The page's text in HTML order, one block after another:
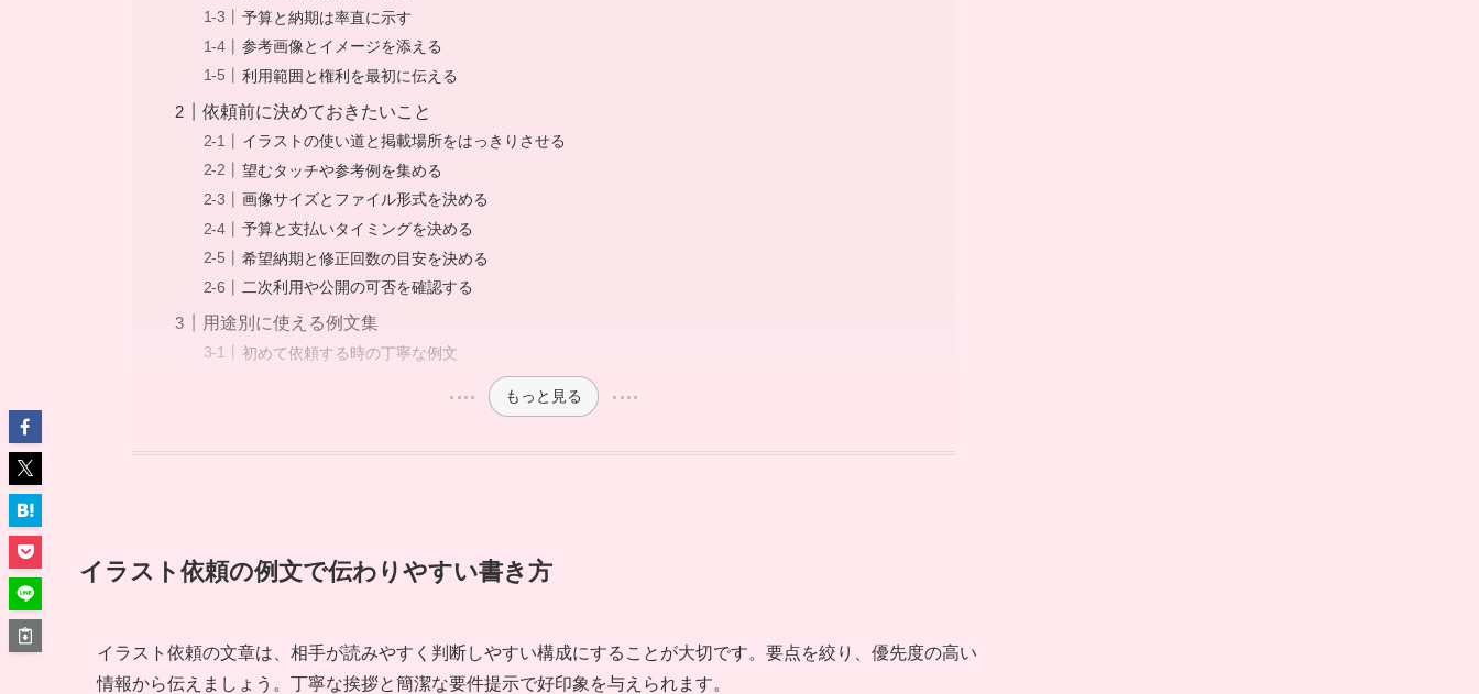
予算と納期は率直に示す
参考画像とイメージを添える
利用範囲と権利を最初に伝える
依頼前に決めておきたいこと
イラストの使い道と掲載場所をはっきりさせる
望むタッチや参考例を集める
画像サイズとファイル形式を決める
予算と支払いタイミングを決める
希望納期と修正回数の目安を決める
二次利用や公開の可否を確認する
用途別に使える例文集
初めて依頼する時の丁寧な例文
もっと見る
イラスト依頼の例文で伝わりやすい書き方
イラスト依頼の文章は、相手が読みやすく判断しやすい構成にすることが大切です。要点を絞り、優先度の高い
情報から伝えましょう。丁寧な挨拶と簡潔な要件提示で好印象を与えられます。